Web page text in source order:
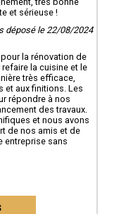
et sérieuse !
déposé le 22/08/2024
la rénovation de
la cuisine et le
très efficace,
et aux finitions. Les
répondre à nos
des travaux.
et nous avons
de nos amis et de
entreprise sans